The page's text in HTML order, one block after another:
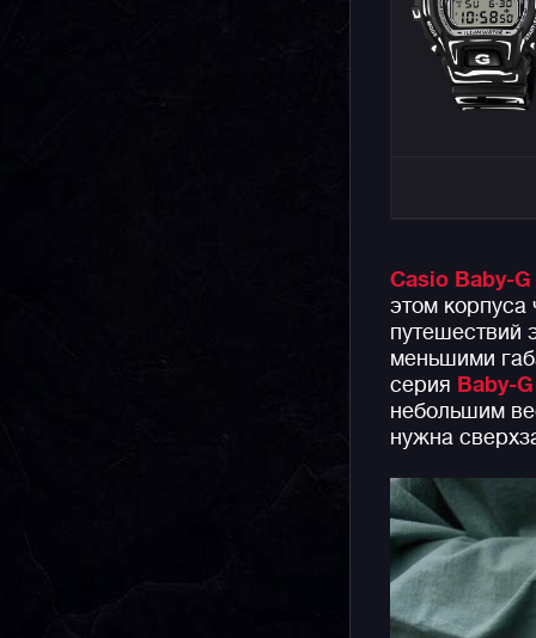
Casio Baby-G
этом корпуса
путешествий
меньшими
серия Baby-
небольшим
нужна